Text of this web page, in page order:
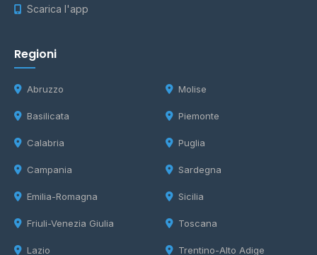
Scarica l'app
Regioni
Abruzzo
Basilicata
Calabria
Campania
Emilia-Romagna
Friuli-Venezia Giulia
Lazio
Molise
Piemonte
Puglia
Sardegna
Sicilia
Toscana
Trentino-Alto Adige